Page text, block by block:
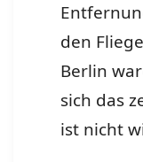
den
Berlin
sich das
ist nicht